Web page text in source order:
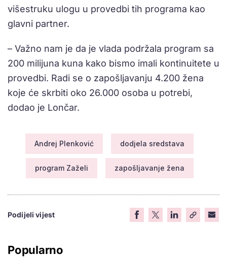
višestruku ulogu u provedbi tih programa kao
glavni partner.
– Važno nam je da je vlada podržala program sa
200 milijuna kuna kako bismo imali kontinuitete u
provedbi. Radi se o zapošljavanju 4.200 žena
koje će skrbiti oko 26.000 osoba u potrebi,
dodao je Lončar.
Andrej Plenković dodjela sredstava
program Zaželi zapošljavanje žena
Podijeli vijest
Popularno